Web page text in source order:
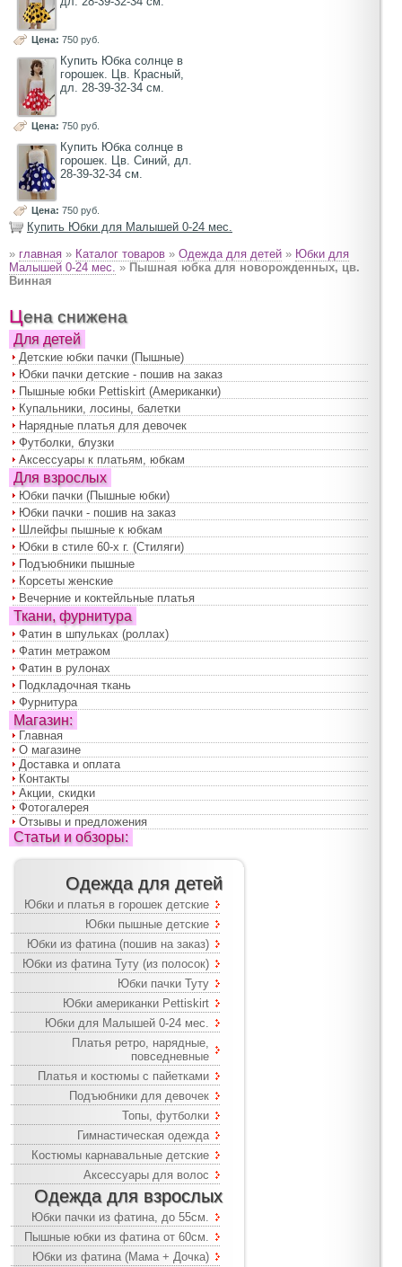
Цена: 750 руб.
Купить Юбка солнце в
горошек. Цв. Красный,
дл. 28-39-32-34 см.
Цена: 750 руб.
Купить Юбка солнце в
горошек. Цв. Синий, дл.
28-39-32-34 см.
Цена: 750 руб.
Купить Юбки для Малышей 0-24 мес.
» главная » Каталог товаров » Одежда для детей » Юбки для
Малышей 0-24 мес. » Пышная юбка для новорожденных, цв.
Винная
Цена снижена
Для детей
Детские юбки пачки (Пышные)
Юбки пачки детские - пошив на заказ
Пышные юбки Pettiskirt (Американки)
Купальники, лосины, балетки
Нарядные платья для девочек
Футболки, блузки
Аксессуары к платьям, юбкам
Для взрослых
Юбки пачки (Пышные юбки)
Юбки пачки - пошив на заказ
Шлейфы пышные к юбкам
Юбки в стиле 60-х г. (Стиляги)
Подъюбники пышные
Корсеты женские
Вечерние и коктейльные платья
Ткани, фурнитура
Фатин в шпульках (роллах)
Фатин метражом
Фатин в рулонах
Подкладочная ткань
Фурнитура
Магазин:
Главная
О магазине
Доставка и оплата
Контакты
Акции, скидки
Фотогалерея
Отзывы и предложения
Статьи и обзоры:
Одежда для детей
Юбки и платья в горошек детские
Юбки пышные детские
Юбки из фатина (пошив на заказ)
Юбки из фатина Туту (из полосок)
Юбки пачки Туту
Юбки американки Pettiskirt
Юбки для Малышей 0-24 мес.
Платья ретро, нарядные,
повседневные
Платья и костюмы с пайетками
Подъюбники для девочек
Топы, футболки
Гимнастическая одежда
Костюмы карнавальные детские
Аксессуары для волос
Одежда для взрослых
Юбки пачки из фатина, до 55см.
Пышные юбки из фатина от 60см.
Юбки из фатина (Мама + Дочка)